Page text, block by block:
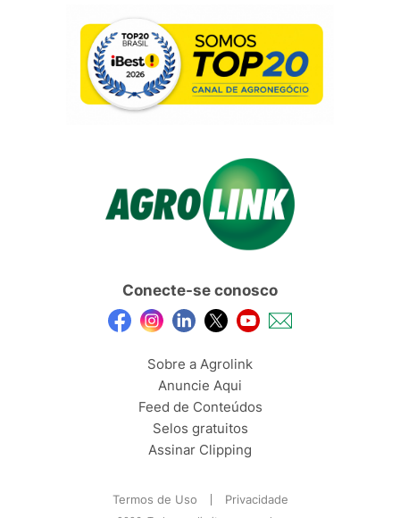
Conecte-se conosco
Sobre a Agrolink
Anuncie Aqui
Feed de Conteúdos
Selos gratuitos
Assinar Clipping
Termos de Uso Privacidade